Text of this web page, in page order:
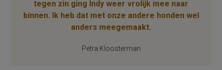
tegen zin ging Indy weer vrolijk mee naar
binnen. Ik heb dat met onze andere honden wel
anders meegemaakt.
Petra Kloosterman